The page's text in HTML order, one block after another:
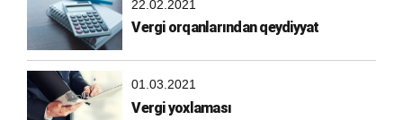
22.02.2021
Vergi orqanlarından qeydiyyat
01.03.2021
Vergi yoxlaması